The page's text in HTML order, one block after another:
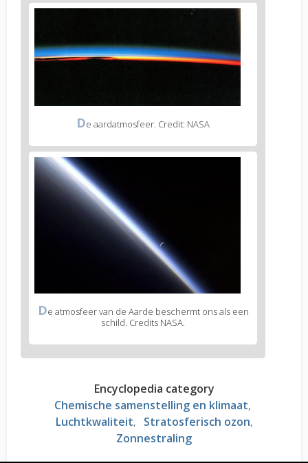
De aardatmosfeer. Credit: NASA
De atmosfeer van de Aarde beschermt ons als een
schild. Credits NASA.
Encyclopedia category
Chemische samenstelling en klimaat
Luchtkwaliteit
Stratosferisch ozon
Zonnestraling